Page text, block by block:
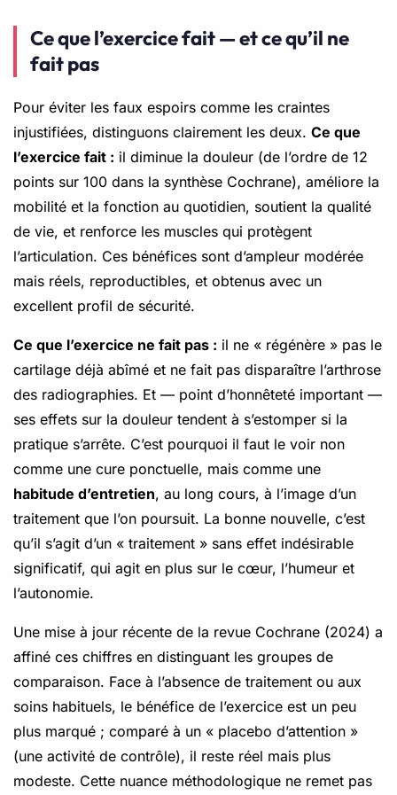
Ce que l’exercice fait — et ce qu’il ne
fait pas
Pour éviter les faux espoirs comme les craintes
injustifiées, distinguons clairement les deux. Ce que
l’exercice fait : il diminue la douleur (de l’ordre de 12
points sur 100 dans la synthèse Cochrane), améliore la
mobilité et la fonction au quotidien, soutient la qualité
de vie, et renforce les muscles qui protègent
l’articulation. Ces bénéfices sont d’ampleur modérée
mais réels, reproductibles, et obtenus avec un
excellent profil de sécurité.
Ce que l’exercice ne fait pas : il ne « régénère » pas le
cartilage déjà abîmé et ne fait pas disparaître l’arthrose
des radiographies. Et — point d’honnêteté important —
ses effets sur la douleur tendent à s’estomper si la
pratique s’arrête. C’est pourquoi il faut le voir non
comme une cure ponctuelle, mais comme une
habitude d’entretien, au long cours, à l’image d’un
traitement que l’on poursuit. La bonne nouvelle, c’est
qu’il s’agit d’un « traitement » sans effet indésirable
significatif, qui agit en plus sur le cœur, l’humeur et
l’autonomie.
Une mise à jour récente de la revue Cochrane (2024) a
affiné ces chiffres en distinguant les groupes de
comparaison. Face à l’absence de traitement ou aux
soins habituels, le bénéfice de l’exercice est un peu
plus marqué ; comparé à un « placebo d’attention »
(une activité de contrôle), il reste réel mais plus
modeste. Cette nuance méthodologique ne remet pas